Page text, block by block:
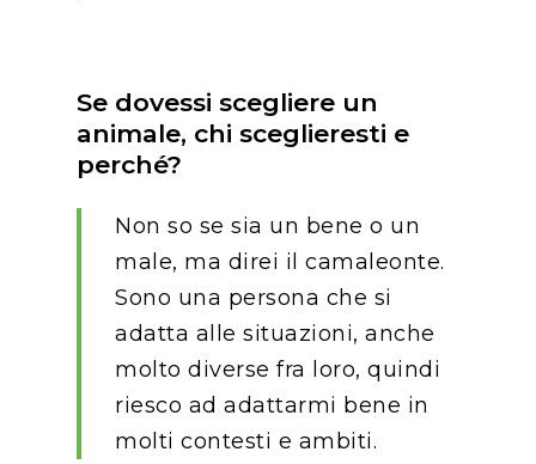
Se dovessi scegliere un
animale, chi sceglieresti e
perché?
Non so se sia un bene o un
male, ma direi il camaleonte.
Sono una persona che si
adatta alle situazioni, anche
molto diverse fra loro, quindi
riesco ad adattarmi bene in
molti contesti e ambiti.